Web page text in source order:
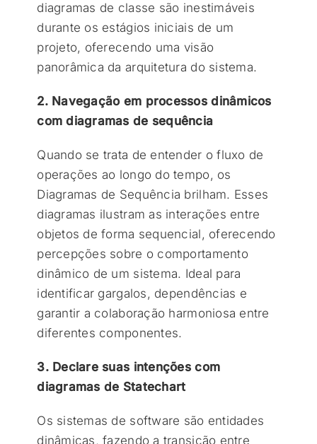
diagramas de classe são inestimáveis
durante os estágios iniciais de um
projeto, oferecendo uma visão
panorâmica da arquitetura do sistema.
2. Navegação em processos dinâmicos
com diagramas de sequência
Quando se trata de entender o fluxo de
operações ao longo do tempo, os
Diagramas de Sequência brilham. Esses
diagramas ilustram as interações entre
objetos de forma sequencial, oferecendo
percepções sobre o comportamento
dinâmico de um sistema. Ideal para
identificar gargalos, dependências e
garantir a colaboração harmoniosa entre
diferentes componentes.
3. Declare suas intenções com
diagramas de Statechart
Os sistemas de software são entidades
dinâmicas, fazendo a transição entre